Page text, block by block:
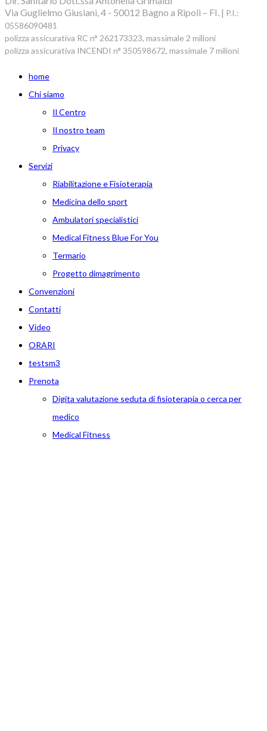
Via Guglielmo Giusiani, 4 - 50012 Bagno a Ripoli – FI. | P.I.:
05586090481
polizza assicurativa RC n° 262173323, massimale 2 milioni
polizza assicurativa INCENDI n° 350598672, massimale 7 milioni
home
Chi siamo
Il Centro
Il nostro team
Privacy
Servizi
Riabilitazione e Fisioterapia
Medicina dello sport
Ambulatori specialistici
Medical Fitness Blue For You
Termario
Progetto dimagrimento
Convenzioni
Contatti
Video
ORARI
testsm3
Prenota
Digita valutazione seduta di fisioterapia o cerca per
medico
Medical Fitness